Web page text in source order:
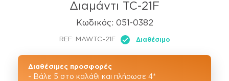
Διαμάντι TC-21F
Κωδικός: 051-0382
REF: MAWTC-21F Διαθέσιμο
Διαθέσιμες προσφορές
- Βάλε 5 στο καλάθι και πλήρωσε 4*